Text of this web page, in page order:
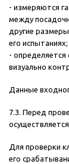
- измеряются
между
другие
его испытаниях;
-
визуально
Данные
7.3. Перед
Для проверки
его